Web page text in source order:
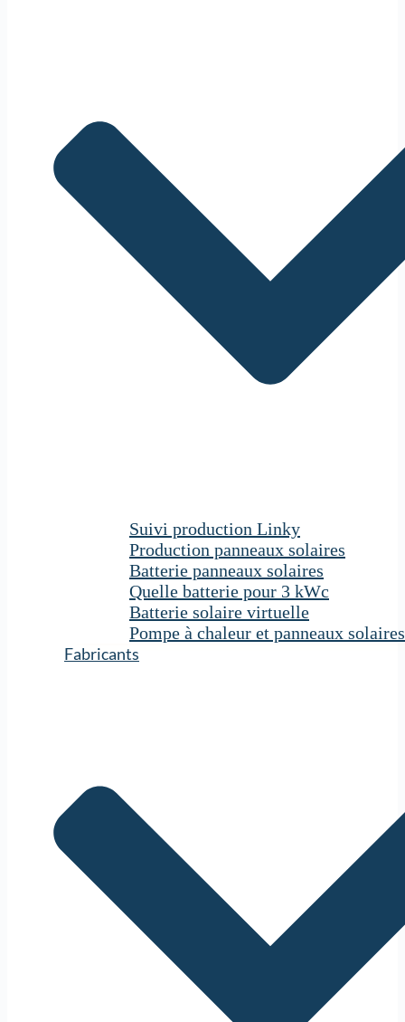
Suivi production Linky
Production panneaux solaires
Batterie panneaux solaires
Quelle batterie pour 3 kWc
Batterie solaire virtuelle
Pompe à chaleur et panneaux solaires
Fabricants